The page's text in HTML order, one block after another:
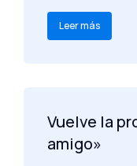
Leer más
Vuelve la
amigo»